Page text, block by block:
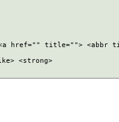
href="" title=""> <abbr
<strong>